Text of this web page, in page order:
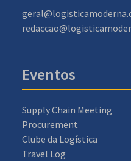
Eventos
Supply Chain Meeting
Procurement
Clube da Logística
Travel Log